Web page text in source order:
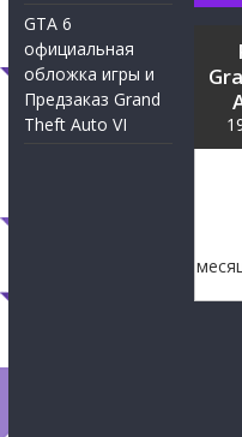
GTA 6
официальная
обложка игры и
Предзаказ Grand
Theft Auto VI